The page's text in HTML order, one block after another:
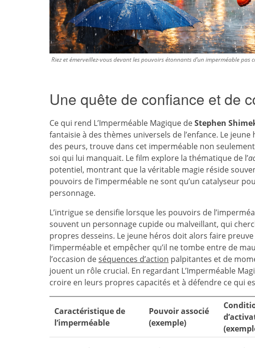
Riez et émerveillez-vous devant les pouvoirs étonnants d’un imperméable pas
Une quête de confiance et de
Ce qui rend L’Imperméable Magique deStephen
fantaisie à des thèmes universels de l’enfance. Le
des peurs, trouve dans cet imperméable non
soi qui lui manquait. Le film explore la thématique de l’
potentiel, montrant que la véritable magie réside
pouvoirs de l’imperméable ne sont qu’un catalyseur
personnage.
L’intrigue se densifie lorsque les pouvoirs de
souvent un personnage cupide ou malveillant, qui
propres desseins. Le jeune héros doit alors faire
l’imperméable et empêcher qu’il ne tombe entre de
l’occasion deséquences d’action palpitantes et de
jouent un rôle crucial. En regardant L’Imperméable
croire en leurs propres capacités et à défendre ce qui
Caractéristique de
l’imperméable
Pouvoir associé
(exemple)